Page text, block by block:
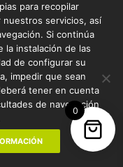
0
para recopilar
nuestros servicios, así
Si continúa
la instalación de las
de configurar su
impedir que sean
tener en cuenta
de navegación